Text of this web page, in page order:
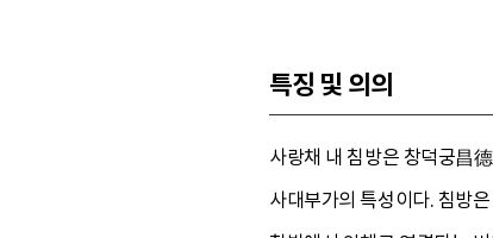
특징 및 의의
사랑채 내 침방은 창덕궁昌
사대부가의 특성이다. 침방